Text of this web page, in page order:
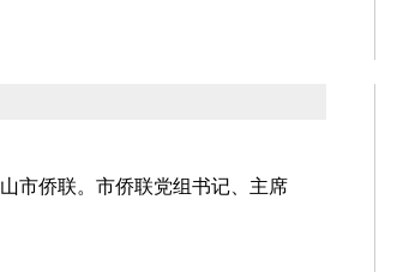
市侨联。市侨联党组书记、主席